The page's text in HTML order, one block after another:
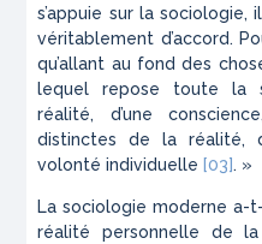
s’appuie sur la
véritablement d’accord.
qu’allant au fond des
lequel repose toute la
réalité, d’une
distinctes de la
volonté individuelle [03]. »
La sociologie moderne
réalité personnelle de